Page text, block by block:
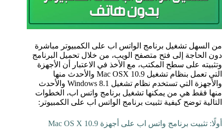
من السهل تشغيل برنامج الواتس اب على الكمبيوتر مباشرة
دون الحاجة إلى فتح متصفح الويب، من خلال تحميل البرنامج
وتثبيته على سطح المكتب، مع الأخذ في الاعتبار أن الأجهزة
التي تعمل بنظام تشغيل Mac OSX 10.9 والأحدث منها
والأجهزة التي تستخدم نظام تشغيل Windows 8.1 والأحدث
منها فقط هي من يمكنها تشغيل برنامج واتس اب، الخطوات
التالية توضح كيفية تثبيت برنامج الواتس اب على الكمبيوتر:
أولًا: تثبيت برنامج واتس اب على أجهزة Mac OS X 10.9